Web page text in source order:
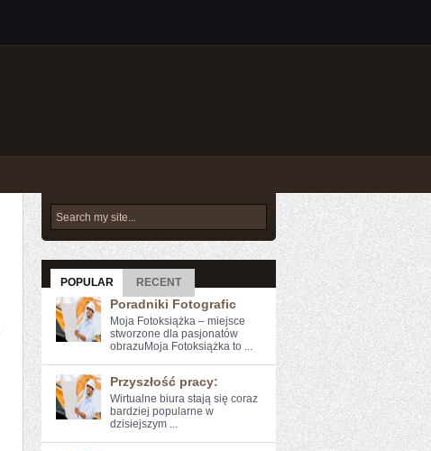
POPULAR RECENT
Poradniki Fotografic
Moja Fotoksiążka – miejsce
stworzone dla pasjonatów
obrazuMoja Fotoksiążka to ...
Przyszłość pracy:
Wirtualne biura‍ stają się ​coraz
bardziej ​popularne w
dzisiejszym ...